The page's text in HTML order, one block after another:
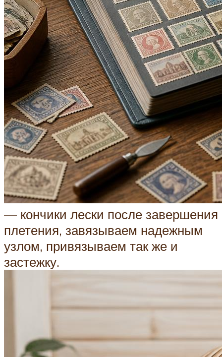
— кончики лески после завершения
плетения, завязываем надежным
узлом, привязываем так же и
застежку.